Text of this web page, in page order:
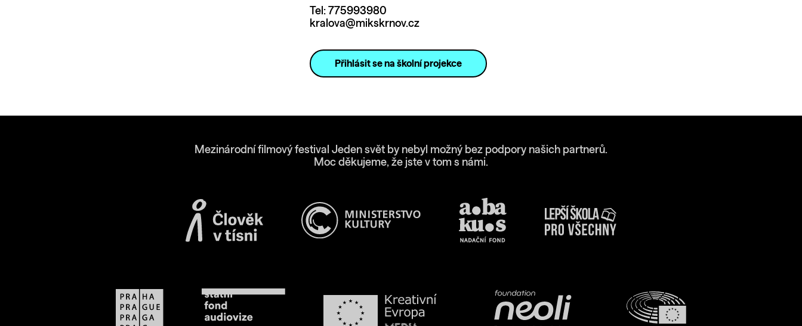
Tel: 775993980
kralova@mikskrnov.cz
Přihlásit se na školní projekce
Mezinárodní filmový festival Jeden svět by nebyl možný bez podpory našich partnerů.
Moc děkujeme, že jste v tom s námi.